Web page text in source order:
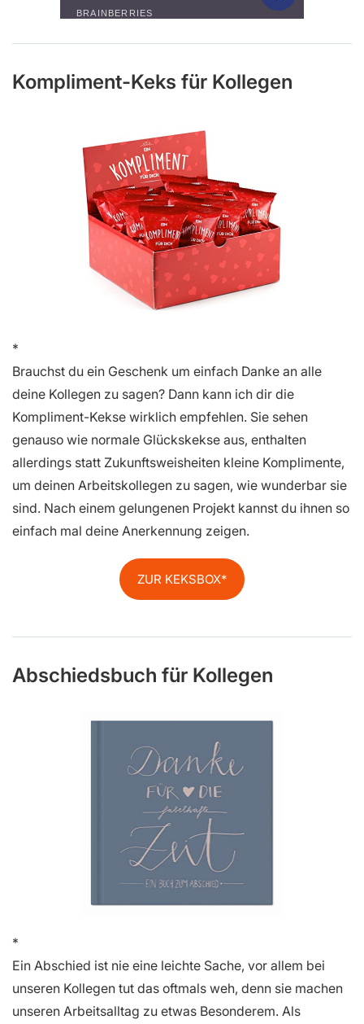
Kompliment-Keks für Kollegen
Brauchst du ein Geschenk um einfach Danke an alle
deine Kollegen zu sagen? Dann kann ich dir die
Kompliment-Kekse wirklich empfehlen. Sie sehen
genauso wie normale Glückskekse aus, enthalten
allerdings statt Zukunftsweisheiten kleine Komplimente,
um deinen Arbeitskollegen zu sagen, wie wunderbar sie
sind. Nach einem gelungenen Projekt kannst du ihnen so
einfach mal deine Anerkennung zeigen.
ZUR KEKSBOX
Abschiedsbuch für Kollegen
Ein Abschied ist nie eine leichte Sache, vor allem bei
unseren Kollegen tut das oftmals weh, denn sie machen
unseren Arbeitsalltag zu etwas Besonderem. Als